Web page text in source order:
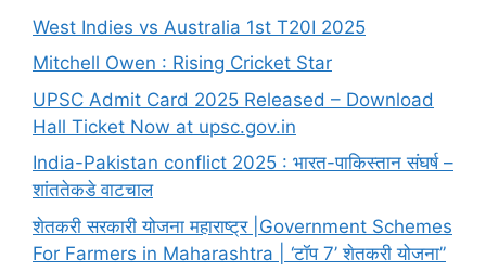
West Indies vs Australia 1st T20I 2025
Mitchell Owen : Rising Cricket Star
UPSC Admit Card 2025 Released – Download
Hall Ticket Now at upsc.gov.in
India-Pakistan conflict 2025 : भारत-पाकिस्तान संघर्ष –
शांततेकडे वाटचाल
शेतकरी सरकारी योजना महाराष्ट्र |Government Schemes
For Farmers in Maharashtra | ‘टॉप 7’ शेतकरी योजना”